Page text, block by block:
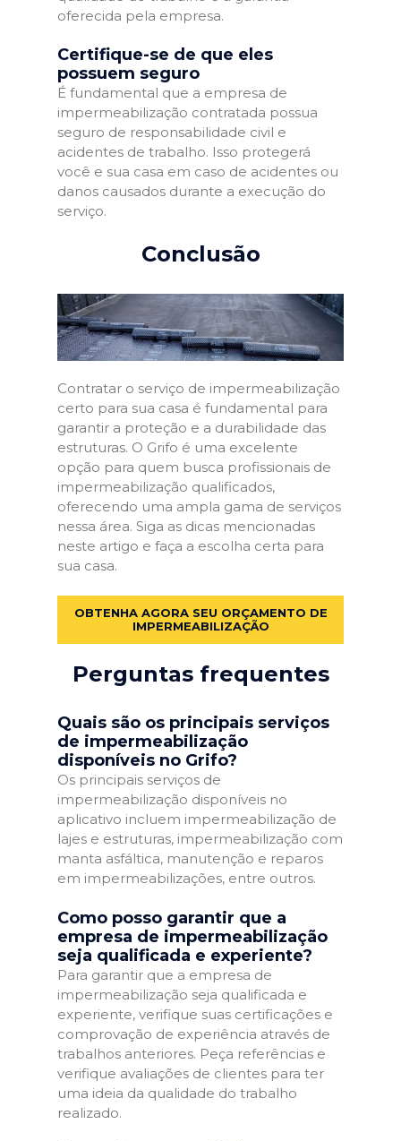
oferecida pela empresa.
Certifique-se de que eles
possuem seguro
É fundamental que a empresa de
impermeabilização contratada possua
seguro de responsabilidade civil e
acidentes de trabalho. Isso protegerá
você e sua casa em caso de acidentes ou
danos causados durante a execução do
serviço.
Conclusão
Contratar o serviço de impermeabilização
certo para sua casa é fundamental para
garantir a proteção e a durabilidade das
estruturas. O Grifo é uma excelente
opção para quem busca profissionais de
impermeabilização qualificados,
oferecendo uma ampla gama de serviços
nessa área. Siga as dicas mencionadas
neste artigo e faça a escolha certa para
sua casa.
OBTENHA AGORA SEU ORÇAMENTO DE
IMPERMEABILIZAÇÃO
Perguntas frequentes
Quais são os principais serviços
de impermeabilização
disponíveis no Grifo?
Os principais serviços de
impermeabilização disponíveis no
aplicativo incluem impermeabilização de
lajes e estruturas, impermeabilização com
manta asfáltica, manutenção e reparos
em impermeabilizações, entre outros.
Como posso garantir que a
empresa de impermeabilização
seja qualificada e experiente?
Para garantir que a empresa de
impermeabilização seja qualificada e
experiente, verifique suas certificações e
comprovação de experiência através de
trabalhos anteriores. Peça referências e
verifique avaliações de clientes para ter
uma ideia da qualidade do trabalho
realizado.